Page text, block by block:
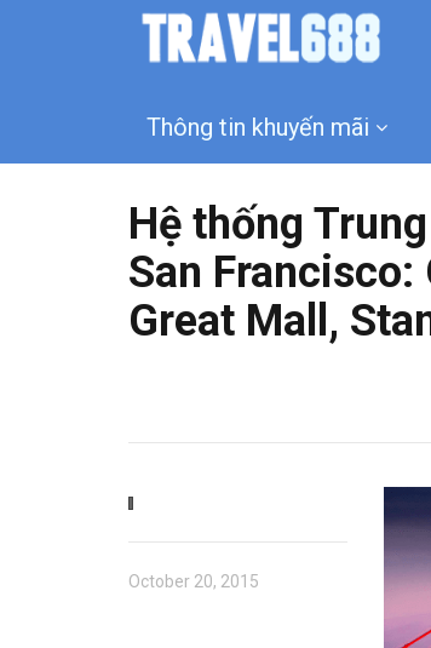
Thông tin khuyến mãi
Hệ thống
San Francisco:
Great Mall,
October 20, 2015